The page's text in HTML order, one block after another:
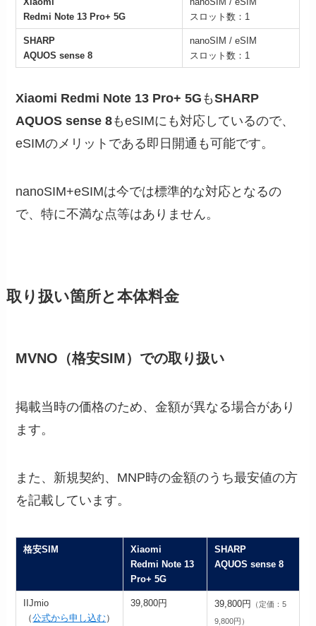
Redmi Note 13 Pro+ 5G
スロット数：1
SHARP
AQUOS sense 8
nanoSIM / eSIM
スロット数：1
Xiaomi Redmi Note 13 Pro+ 5G もSHARP
AQUOS sense 8もeSIMにも対応しているので、
eSIMのメリットである即日開通も可能です。
nanoSIM+eSIMは今では標準的な対応となるの
で、特に不満な点等はありません。
取り扱い箇所と本体料金
MVNO（格安SIM）での取り扱い
掲載当時の価格のため、金額が異なる場合があり
ます。
また、新規契約、MNP時の金額のうち最安値の方
を記載しています。
格安SIM
Xiaomi
Redmi Note 13
Pro+ 5G
SHARP
AQUOS sense 8
IIJmio
（公式から申し込む）
39,800円 39,800円
（定価：5
9,800円）